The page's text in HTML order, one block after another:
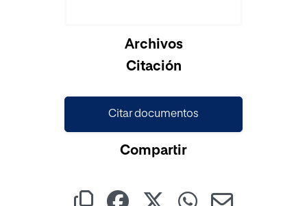
Archivos
Citación
Citar documentos
Compartir